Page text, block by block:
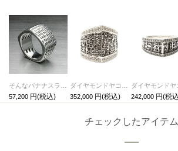
57,200
352,000
242,000
チェックしたアイテム